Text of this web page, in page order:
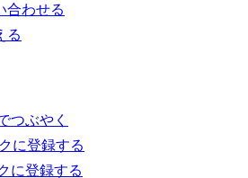
合わせる
る
つぶやく
に登録する
に登録する